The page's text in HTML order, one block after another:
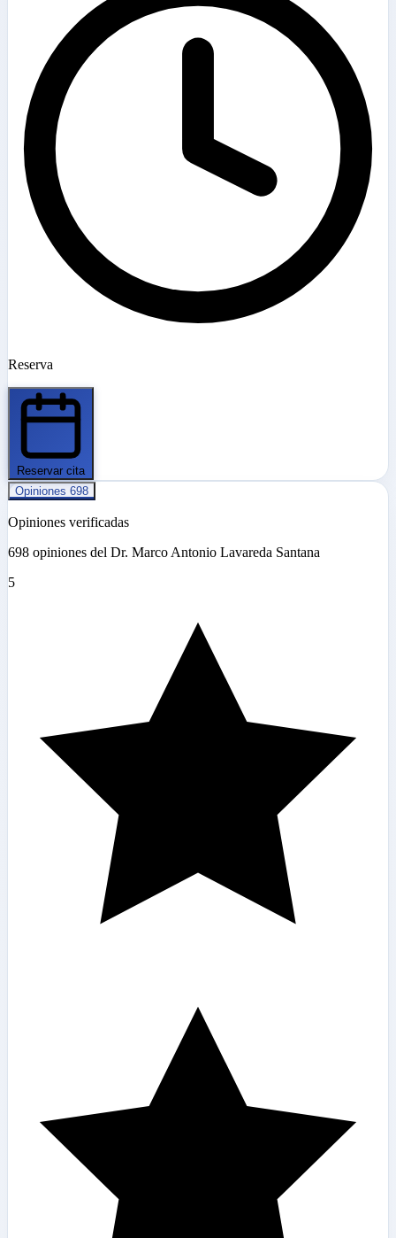
Reserva
Reservar cita
Opiniones 698
Opiniones verificadas
698 opiniones del Dr. Marco Antonio Lavareda Santana
5